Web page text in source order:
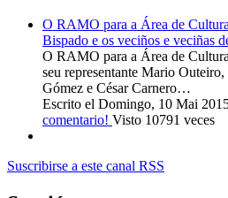
O RAMO para a Área de
Bispado e os veciños e veciñas
O RAMO para a Área de
seu representante Mario
Gómez e César Carnero…
Escrito el Domingo, 10 Mai
comentario! Visto 10791 veces
Suscribirse a este canal RSS